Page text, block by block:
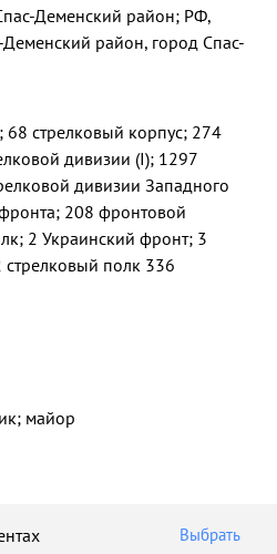
Деменский район; РФ,
Деменский район, город Спас-
68 стрелковый корпус; 274
дивизии (I); 1297
дивизии Западного
208 фронтовой
2 Украинский фронт; 3
полк 336
майор
Выбрать